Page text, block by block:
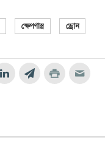
ক্ষেপণাস্ত্র ড্রোন